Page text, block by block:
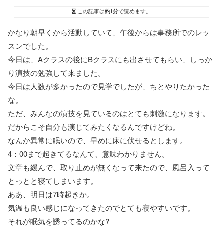
この記事は約1分で読めます。
かなり朝早くから活動していて、午後からは事務所でのレッ
スンでした。
今日は、Aクラスの後にBクラスにも出させてもらい、しっか
り演技の勉強して来ました。
今日は人数が多かったので見学でしたが、ちとやりたかった
な。
ただ、みんなの演技を見ているのはとても刺激になります。
だからこそ自分も演じてみたくなるんですけどね。
なんか異常に眠いので、早めに床に伏せるとします。
4：00まで起きてるなんて、意味わかりません。
文章も緩んで、取り止めが無くなって来たので、風呂入って
とっとと寝てしまいます。
ああ、明日は7時起きか。
気温も良い感じになってきたのでとても寝やすいです。
それが眠気を誘ってるのかな?